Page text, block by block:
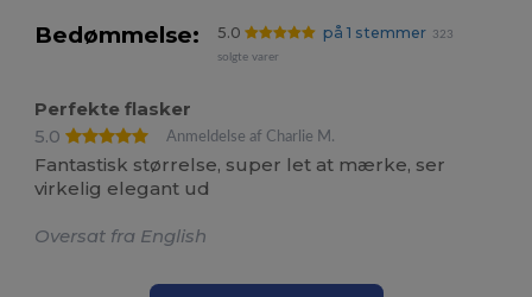
Bedømmelse: 5.0 på 1 stemmer
323
solgte varer
Perfekte flasker
5.0
Anmeldelse af Charlie M.
Fantastisk størrelse, super let at mærke, ser
virkelig elegant ud
Oversat fra English